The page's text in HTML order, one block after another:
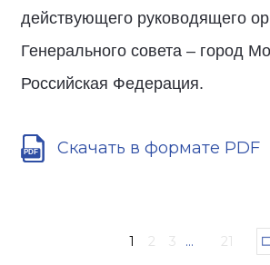
действующего руководящего
Генерального совета – город
Российская Федерация.
Скачать в формате PDF
1 2 3 ... 21